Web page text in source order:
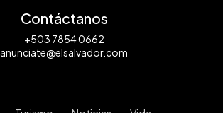
Contáctanos
+503 7854 0662
anunciate@elsalvador.com